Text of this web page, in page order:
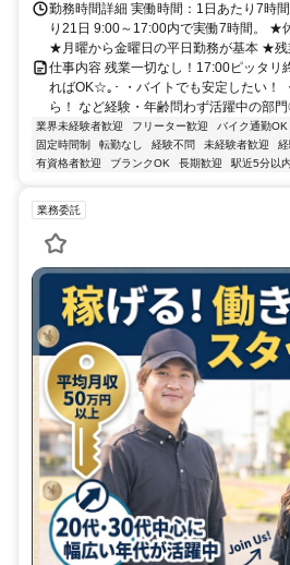
勤務時間詳細 実働時間：1日あたり7時
り21日 9:00～17:00内で実働7時間。 ★
★月曜から金曜日の平日勤務が基本 ★残
仕事内容 残業一切なし！17:00ピッタリ
ればOK☆｡･ ・バイトでも安定したい！
ら！ など経験・年齢問わず活躍中
業界未経験者歓迎 フリーター歓迎 バイク通勤OK
固定時間制
転勤なし 経験不問 未経験者歓迎
有資格者歓迎
ブランクOK 長期歓迎 駅近5分以内
業務委託